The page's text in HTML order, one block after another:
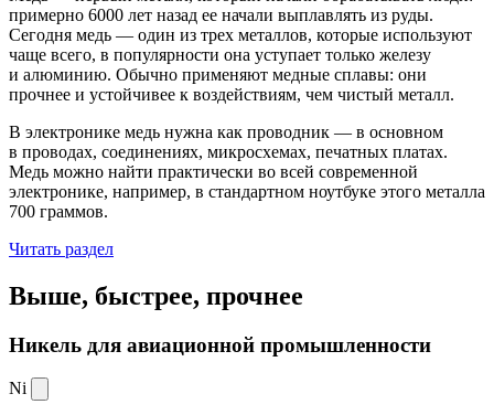
примерно 6000 лет назад ее начали выплавлять из руды.
Сегодня медь — один из трех металлов, которые используют
чаще всего, в популярности она уступает только железу
и алюминию. Обычно применяют медные сплавы: они
прочнее и устойчивее к воздействиям, чем чистый металл.
В электронике медь нужна как проводник — в основном
в проводах, соединениях, микросхемах, печатных платах.
Медь можно найти практически во всей современной
электронике, например, в стандартном ноутбуке этого металла
700 граммов.
Читать раздел
Выше, быстрее, прочнее
Никель для авиационной промышленности
Ni